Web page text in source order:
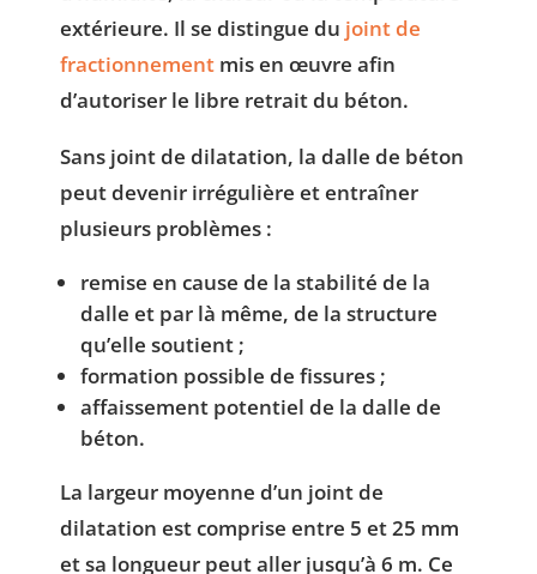
extérieure. Il se distingue du joint de
fractionnement mis en œuvre afin
d’autoriser le libre retrait du béton.
Sans joint de dilatation, la dalle de béton
peut devenir irrégulière et entraîner
plusieurs problèmes :
remise en cause de la stabilité de la
dalle et par là même, de la structure
qu’elle soutient ;
formation possible de fissures ;
affaissement potentiel de la dalle de
béton.
La largeur moyenne d’un joint de
dilatation est comprise entre 5 et 25 mm
et sa longueur peut aller jusqu’à 6 m. Ce